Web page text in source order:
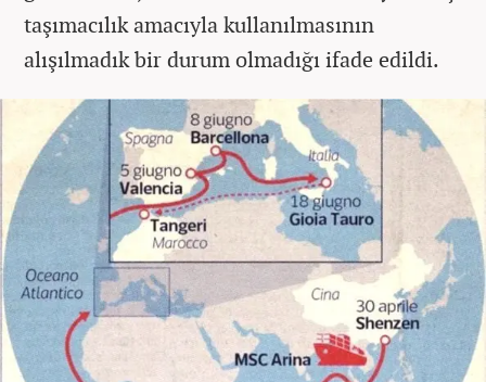
taşımacılık amacıyla kullanılmasının
alışılmadık bir durum olmadığı ifade edildi.